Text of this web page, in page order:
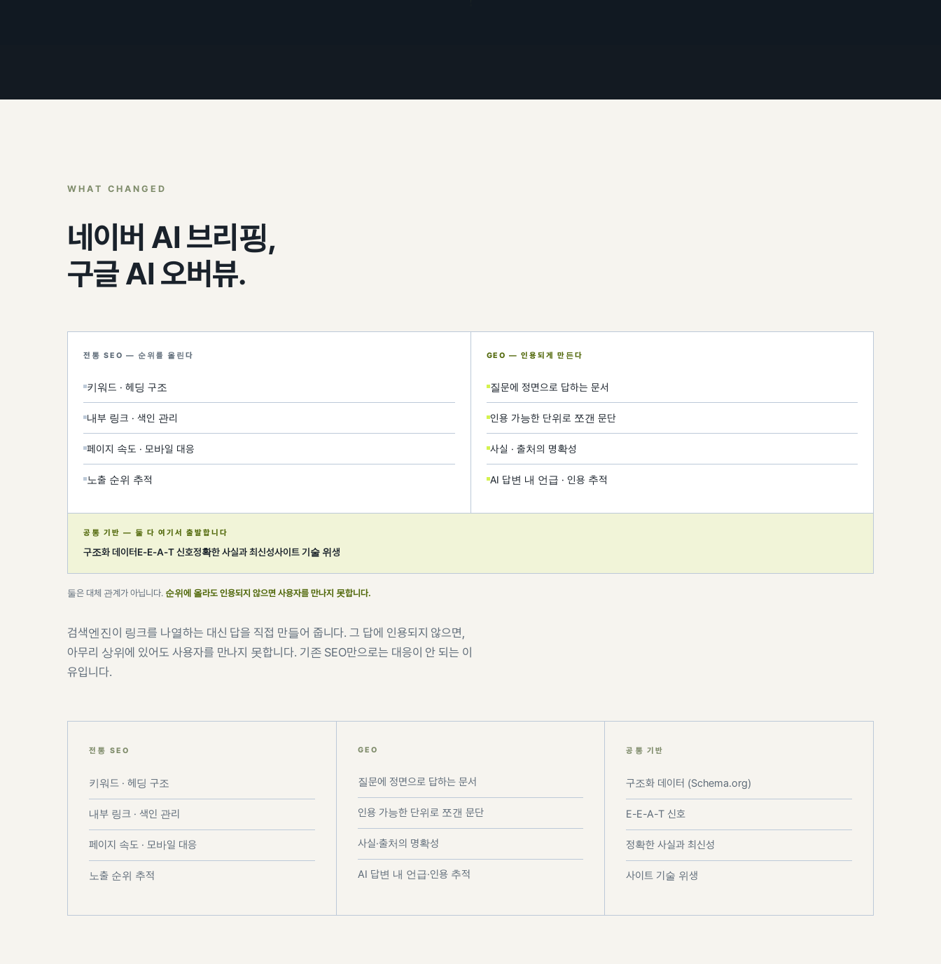
WHAT CHANGED
네이버 AI 브리핑,
구글 AI 오버뷰.
전통 SEO — 순위를 올린다
키워드 · 헤딩 구조
내부 링크 · 색인 관리
페이지 속도 · 모바일 대응
노출 순위 추적
GEO — 인용되게 만든다
질문에 정면으로 답하는 문서
인용 가능한 단위로 쪼갠 문단
사실 · 출처의 명확성
AI 답변 내 언급 · 인용 추적
공통 기반 — 둘 다 여기서 출발합니다
구조화 데이터E-E-A-T 신호정확한 사실과 최신성사이트 기술 위생
둘은 대체 관계가 아닙니다. 순위에 올라도 인용되지 않으면 사용자를 만나지 못합니다.
검색엔진이 링크를 나열하는 대신 답을 직접 만들어 줍니다. 그 답에 인용되지 않으면,
아무리 상위에 있어도 사용자를 만나지 못합니다. 기존 SEO만으로는 대응이 안 되는 이
유입니다.
전통 SEO
키워드 · 헤딩 구조
내부 링크 · 색인 관리
페이지 속도 · 모바일 대응
노출 순위 추적
GEO
질문에 정면으로 답하는 문서
인용 가능한 단위로 쪼갠 문단
사실·출처의 명확성
AI 답변 내 언급·인용 추적
공통 기반
구조화 데이터 (Schema.org)
E-E-A-T 신호
정확한 사실과 최신성
사이트 기술 위생